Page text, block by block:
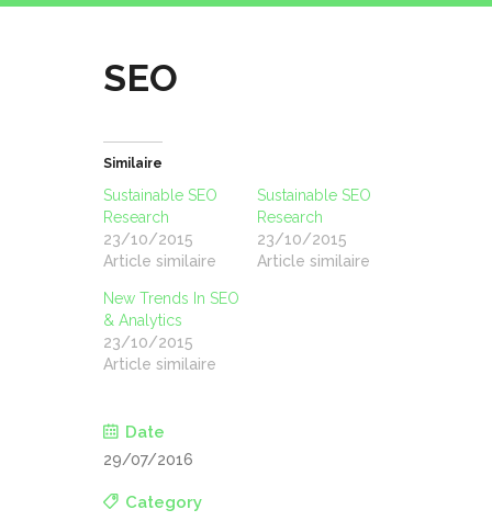
SEO
Similaire
Sustainable SEO
Research
23/10/2015
Article similaire
Sustainable SEO
Research
23/10/2015
Article similaire
New Trends In SEO
& Analytics
23/10/2015
Article similaire
Date
29/07/2016
Category